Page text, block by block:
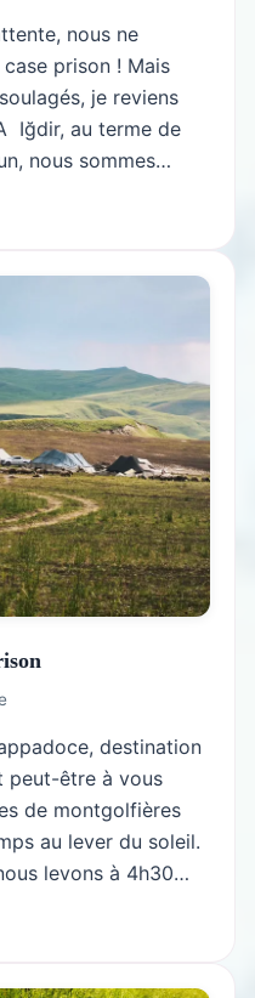
nous ne
prison ! Mais
je reviens
Iğdir, au terme de
nous sommes…
destination
peut-être à vous
de montgolfières
au lever du soleil.
levons à 4h30…